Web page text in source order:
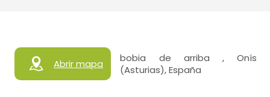
Abrir mapa
bobia de arriba , Onís
(Asturias), España